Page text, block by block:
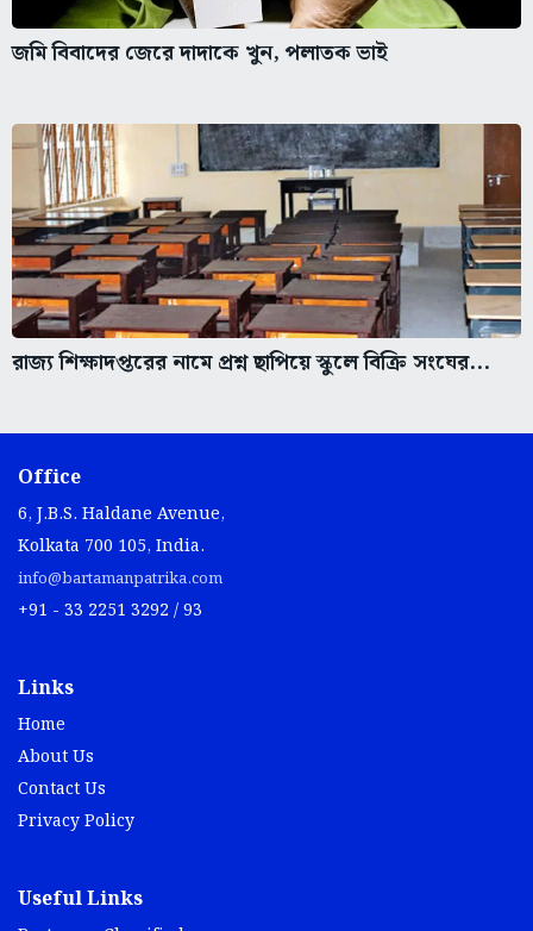
জমি বিবাদের জেরে দাদাকে খুন, পলাতক ভাই
রাজ্য শিক্ষাদপ্তরের নামে প্রশ্ন ছাপিয়ে স্কুলে বিক্রি সংঘের...
Office
6, J.B.S. Haldane Avenue,
Kolkata 700 105, India.
info@bartamanpatrika.com
+91 - 33 2251 3292 / 93
Links
Home
About Us
Contact Us
Privacy Policy
Useful Links